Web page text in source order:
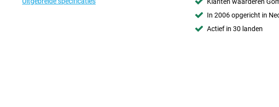
In 2006 opgericht in
Actief in 30 landen